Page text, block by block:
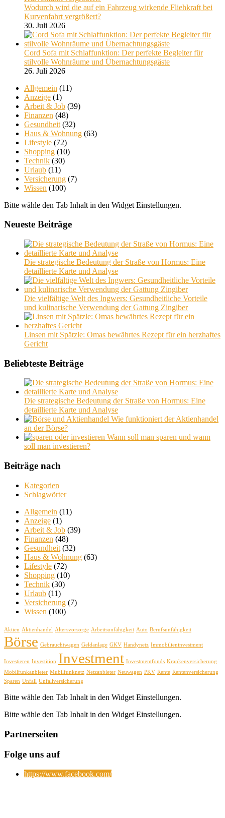
Wodurch wird die auf ein Fahrzeug wirkende Fliehkraft bei
Kurvenfahrt vergrößert?
30. Juli 2026
Cord Sofa mit Schlaffunktion: Der perfekte Begleiter für
stilvolle Wohnräume und Übernachtungsgäste
26. Juli 2026
Allgemein (11)
Anzeige (1)
Arbeit & Job (39)
Finanzen (48)
Gesundheit (32)
Haus & Wohnung (63)
Lifestyle (72)
Shopping (10)
Technik (30)
Urlaub (11)
Versicherung (7)
Wissen (100)
Bitte wähle den Tab Inhalt in den Widget Einstellungen.
Neueste Beiträge
Die strategische Bedeutung der Straße von Hormus: Eine
detaillierte Karte und Analyse
Die vielfältige Welt des Ingwers: Gesundheitliche Vorteile
und kulinarische Verwendung der Gattung Zingiber
Linsen mit Spätzle: Omas bewährtes Rezept für ein herzhaftes
Gericht
Beliebteste Beiträge
Die strategische Bedeutung der Straße von Hormus: Eine
detaillierte Karte und Analyse
Wie funktioniert der Aktienhandel
an der Börse?
Wann soll man sparen und wann
soll man investieren?
Beiträge nach
Kategorien
Schlagwörter
Allgemein (11)
Anzeige (1)
Arbeit & Job (39)
Finanzen (48)
Gesundheit (32)
Haus & Wohnung (63)
Lifestyle (72)
Shopping (10)
Technik (30)
Urlaub (11)
Versicherung (7)
Wissen (100)
Aktien Aktienhandel Altersvorsorge Arbeitsunfähigkeit Auto Berufsunfähigkeit
Börse Gebrauchtwagen Geldanlage GKV Handynetz Immobilieninvestment
Investieren Investition Investment Investmentfonds Krankenversicherung
Mobilfunkanbieter Mubilfunknetz Netzanbieter Neuwagen PKV Rente Rentenversicherung
Sparen Unfall Unfallversicherung
Bitte wähle den Tab Inhalt in den Widget Einstellungen.
Bitte wähle den Tab Inhalt in den Widget Einstellungen.
Partnerseiten
Folge uns auf
https://www.facebook.com/